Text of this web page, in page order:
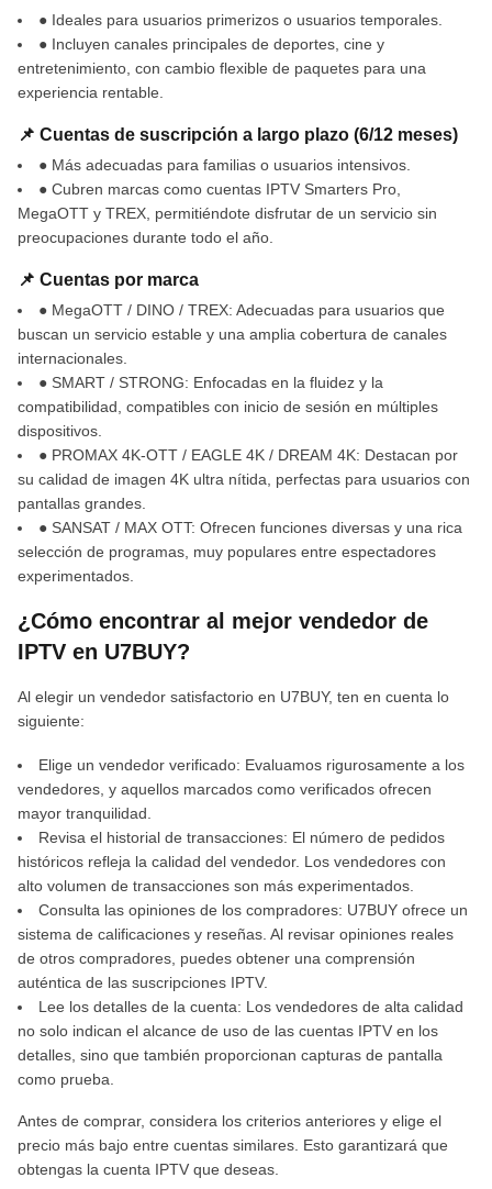
● Ideales para usuarios primerizos o usuarios temporales.
● Incluyen canales principales de deportes, cine y
entretenimiento, con cambio flexible de paquetes para una
experiencia rentable.
📌 Cuentas de suscripción a largo plazo (6/12 meses)
● Más adecuadas para familias o usuarios intensivos.
● Cubren marcas como cuentas IPTV Smarters Pro,
MegaOTT y TREX, permitiéndote disfrutar de un servicio sin
preocupaciones durante todo el año.
📌 Cuentas por marca
● MegaOTT / DINO / TREX: Adecuadas para usuarios que
buscan un servicio estable y una amplia cobertura de canales
internacionales.
● SMART / STRONG: Enfocadas en la fluidez y la
compatibilidad, compatibles con inicio de sesión en múltiples
dispositivos.
● PROMAX 4K-OTT / EAGLE 4K / DREAM 4K: Destacan por
su calidad de imagen 4K ultra nítida, perfectas para usuarios con
pantallas grandes.
● SANSAT / MAX OTT: Ofrecen funciones diversas y una rica
selección de programas, muy populares entre espectadores
experimentados.
¿Cómo encontrar al mejor vendedor de
IPTV en U7BUY?
Al elegir un vendedor satisfactorio en U7BUY, ten en cuenta lo
siguiente:
Elige un vendedor verificado: Evaluamos rigurosamente a los
vendedores, y aquellos marcados como verificados ofrecen
mayor tranquilidad.
Revisa el historial de transacciones: El número de pedidos
históricos refleja la calidad del vendedor. Los vendedores con
alto volumen de transacciones son más experimentados.
Consulta las opiniones de los compradores: U7BUY ofrece un
sistema de calificaciones y reseñas. Al revisar opiniones reales
de otros compradores, puedes obtener una comprensión
auténtica de las suscripciones IPTV.
Lee los detalles de la cuenta: Los vendedores de alta calidad
no solo indican el alcance de uso de las cuentas IPTV en los
detalles, sino que también proporcionan capturas de pantalla
como prueba.
Antes de comprar, considera los criterios anteriores y elige el
precio más bajo entre cuentas similares. Esto garantizará que
obtengas la cuenta IPTV que deseas.